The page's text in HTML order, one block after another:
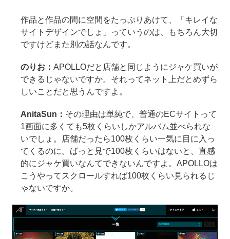
作品と作品の間に空間をたっぷりあけて、「キレイな
サイトデザインでしょ」っていうのは、もちろん大切
ですけどまた別の話なんです。
のりお： APOLLOだと店舗と同じようにジャケ買いが
できるじゃないですか。それってネット上だとめずら
しいことだと思うんですよ。
AnitaSun： その理由は単純で、普通のECサイトって
1画面に多くても5枚くらいしかアルバム並べられな
いでしょ。店舗だったら100枚くらい一気に目に入っ
てくるのに。ばっと見で100枚くらいはないと、直感
的にジャケ買いなんてできないんですよ。APOLLOは
こうやってスクロールすれば100枚くらい見られるじ
ゃないですか。